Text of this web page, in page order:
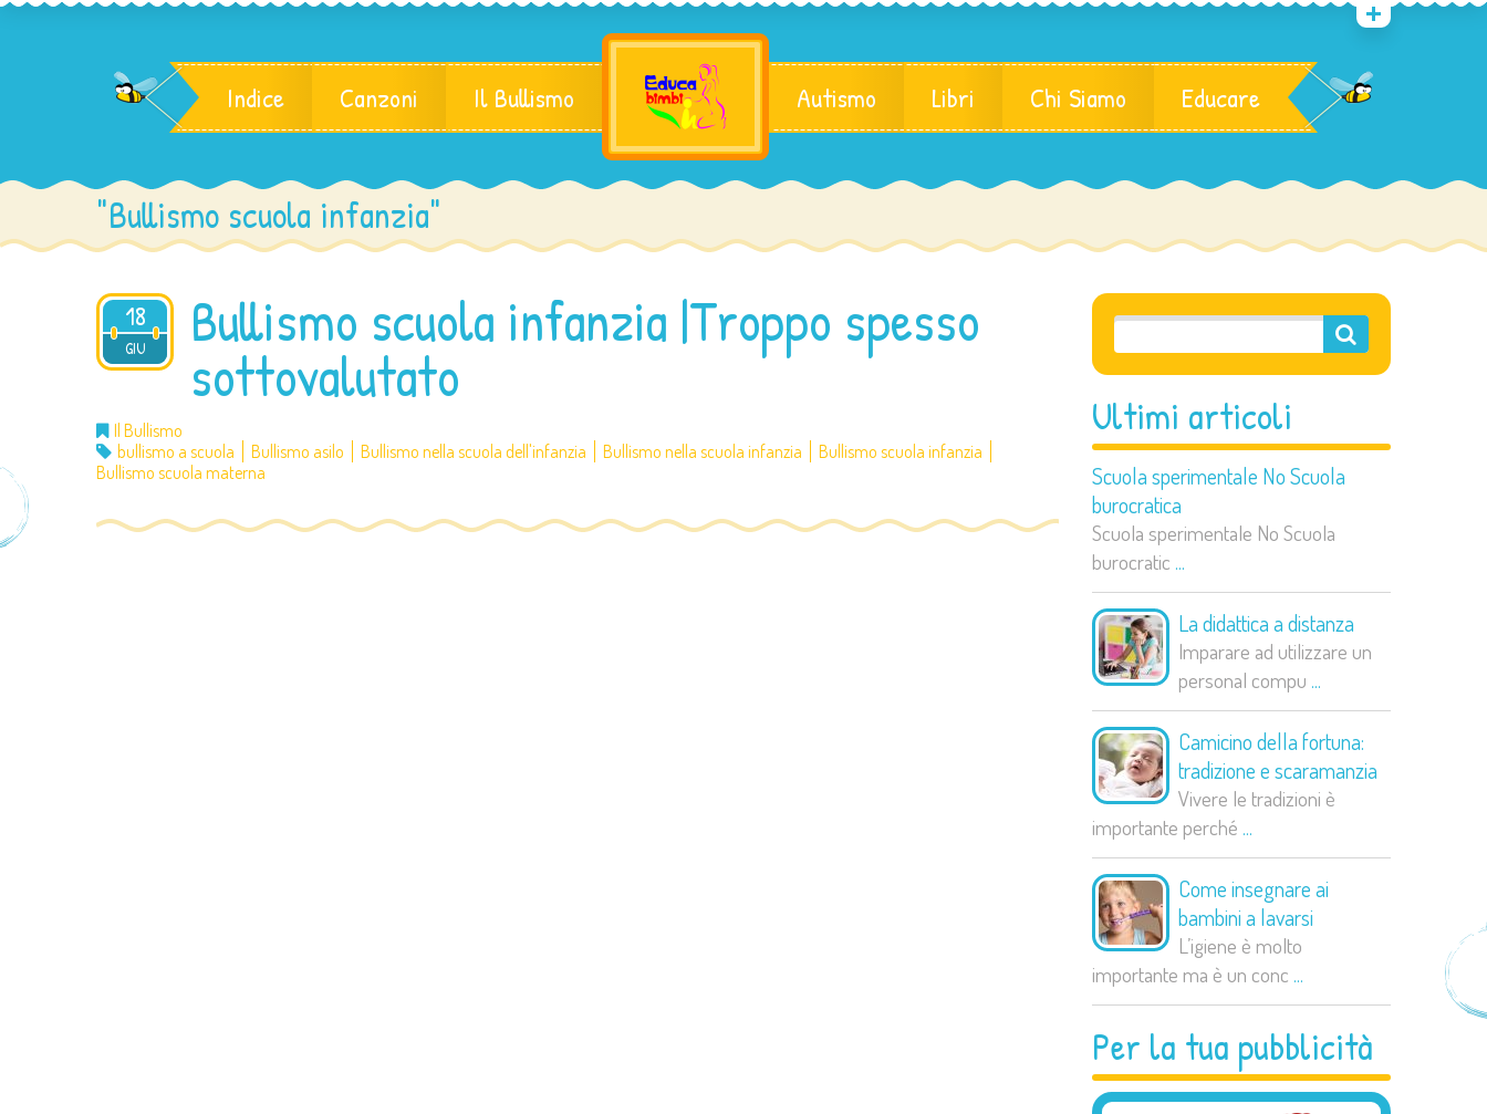
Indice Canzoni Il Bullismo Autismo Libri Chi Siamo Educare
"Bullismo scuola infanzia"
Ultimi articoli
Scuola sperimentale No Scuola
burocratica
Scuola sperimentale No Scuola
burocratic ...
La didattica a distanza
Imparare ad utilizzare un
personal compu ...
Camicino della fortuna:
tradizione e scaramanzia
Vivere le tradizioni è
importante perché ...
Come insegnare ai
bambini a lavarsi
L’igiene è molto
importante ma è un conc ...
Per la tua pubblicità
18
GIU
2016 Bullismo scuola infanzia |Troppo spesso
sottovalutato
Il Bullismo
bullismo a scuola
Bullismo asilo Bullismo nella scuola dell'infanzia Bullismo nella scuola infanzia
Bullismo scuola infanzia
Bullismo scuola materna